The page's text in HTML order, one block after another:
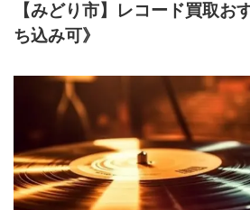
【みどり市】レコード買取お
ち込み可》